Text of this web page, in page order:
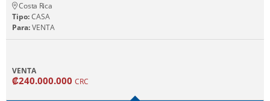
Costa Rica
Tipo:CASA
Para:VENTA
VENTA
₡240.000.000 CRC